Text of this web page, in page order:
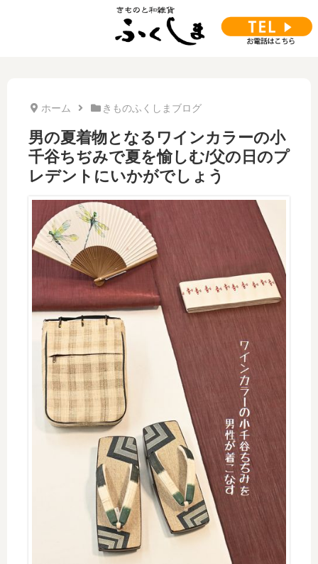
ホーム きものふくしまブログ
男の夏着物となるワインカラーの小
千谷ちぢみで夏を愉しむ/父の日のプ
レデントにいかがでしょう